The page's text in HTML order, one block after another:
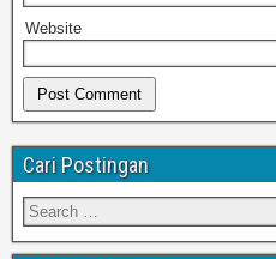
Website
Cari Postingan